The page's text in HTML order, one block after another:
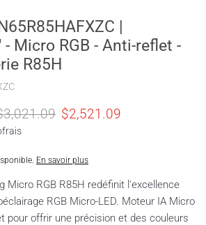
|
Micro RGB - Anti-reflet -
R85H
original Prix actuel
$2,521.09
En savoir plus
Micro RGB R85H redéfinit l'excellence
RGB Micro-LED. Moteur IA Micro
pour offrir une précision et des couleurs